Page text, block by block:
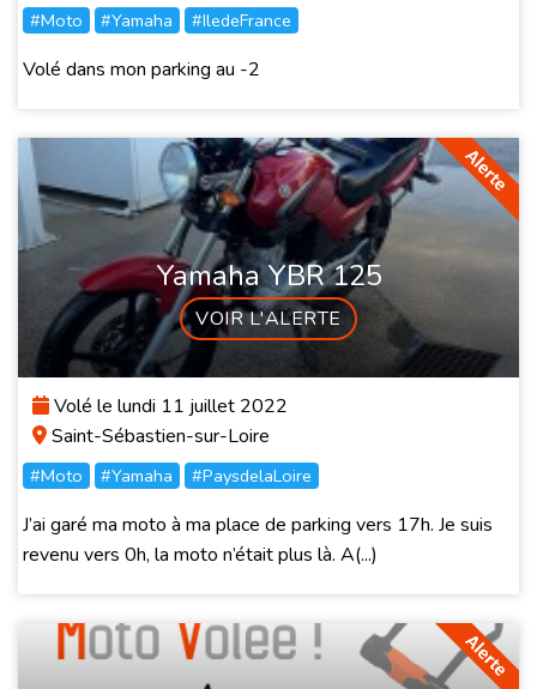
#Moto #Yamaha #IledeFrance
Volé dans mon parking au -2
Yamaha YBR 125
VOIR L'ALERTE
Volé le lundi 11 juillet 2022
Saint-Sébastien-sur-Loire
#Moto #Yamaha #PaysdelaLoire
J’ai garé ma moto à ma place de parking vers 17h. Je suis
revenu vers 0h, la moto n’était plus là. A(...)